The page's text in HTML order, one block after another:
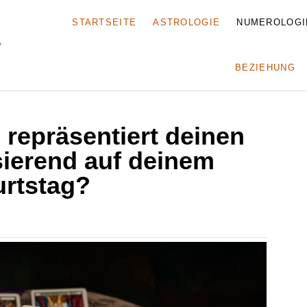
STARTSEITE ASTROLOGIE
BEZIEHUNG
repräsentiert deinen
auf deinem